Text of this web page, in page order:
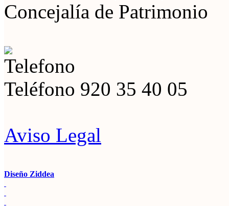
Concejalía de Patrimonio
Teléfono 920 35 40 05
Aviso Legal
Diseño Ziddea